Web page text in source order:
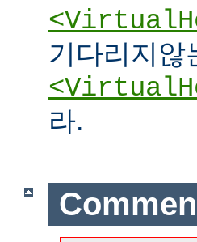
기다리지않
라.